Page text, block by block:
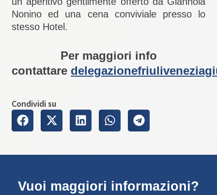
Nonino ed una cena conviviale presso lo
stesso Hotel.
Per maggiori info
contattare
Condividi su
Vuoi maggiori informazioni?